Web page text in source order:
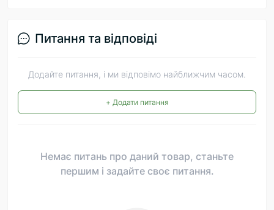
Питання та відповіді
Додайте питання, і ми відповімо найближчим часом.
+ Додати питання
Немає питань про даний товар, станьте
першим і задайте своє питання.